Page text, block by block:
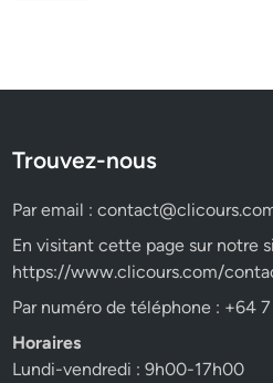
Trouvez-nous
Par email :
En visitant cette page sur notre
https://www.clicours.com/
Par numéro de téléphone : +64
Horaires
Lundi-vendredi : 9h00-17h00